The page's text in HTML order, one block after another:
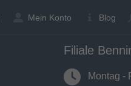
Mein Konto Blog
Filiale
Montag -
Mein Konto Blog
BETTWAREN